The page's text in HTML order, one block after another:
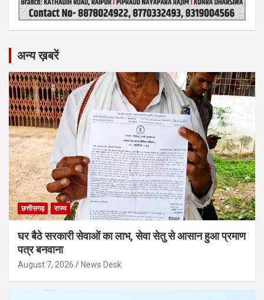
अन्य ख़बरें
छत्तीसगढ़ राज्य
घर बैठे सरकारी सेवाओं का लाभ, सेवा सेतु से आसान हुआ प्रमाण
पत्र बनवाना
August 7, 2026 News Desk